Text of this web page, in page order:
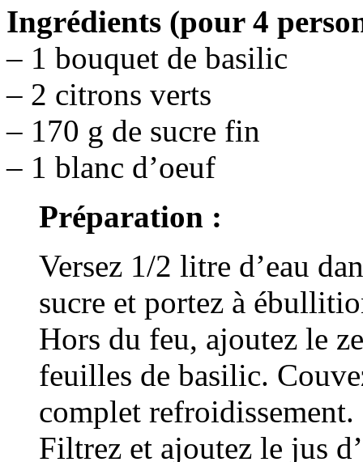
Ingrédients (pour 4
– 1 bouquet de basilic
– 2 citrons verts
– 170 g de sucre fin
– 1 blanc d’oeuf
Préparation :
Versez 1/2 litre d’eau
sucre et portez à
Hors du feu, ajoutez le
feuilles de basilic.
complet refroidissement.
Filtrez et ajoutez le jus